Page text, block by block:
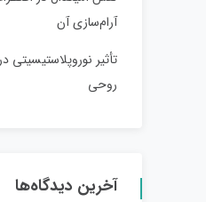
آرام‌سازی آن
تأثیر
روحی
آخرین دیدگاه‌ها